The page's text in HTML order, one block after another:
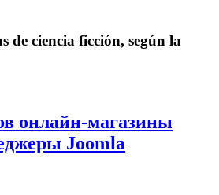
de ciencia ficción, según la
онлайн-магазины
Joomla